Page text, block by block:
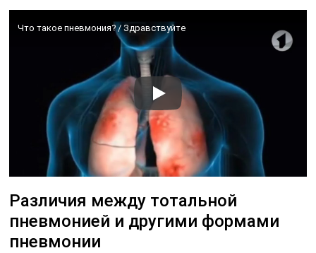
Что такое пневмония? / Здравствуйте
Различия между тотальной
пневмонией и другими формами
пневмонии